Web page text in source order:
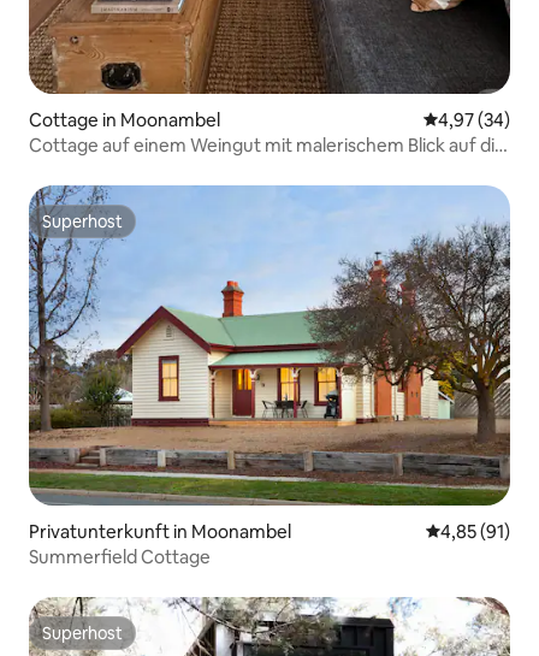
Cottage in Moonambel
4,97 (34)
Cottage auf einem Weingut mit malerischem Blick auf die
Superhost
Superhost
Privatunterkunft in Moonambel
4,85 (91)
Summerfield Cottage
Superhost
Superhost